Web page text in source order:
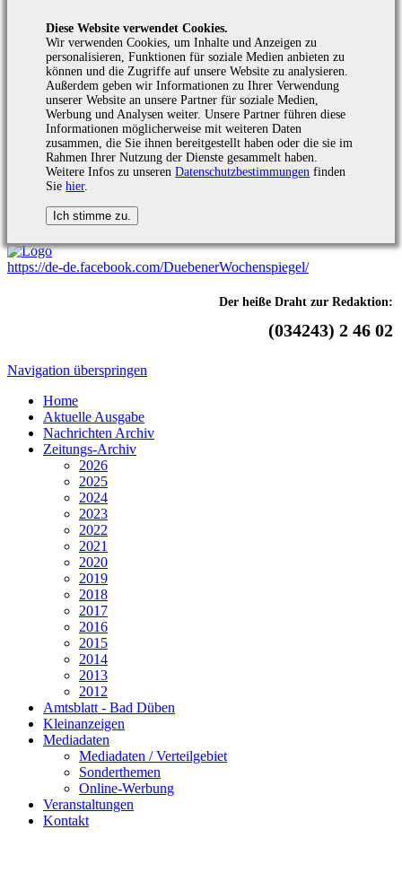
Diese Website verwendet Cookies.
Wir verwenden Cookies, um Inhalte und Anzeigen zu
personalisieren, Funktionen für soziale Medien anbieten zu
können und die Zugriffe auf unsere Website zu analysieren.
Außerdem geben wir Informationen zu Ihrer Verwendung
unserer Website an unsere Partner für soziale Medien,
Werbung und Analysen weiter. Unsere Partner führen diese
Informationen möglicherweise mit weiteren Daten
zusammen, die Sie ihnen bereitgestellt haben oder die sie im
Rahmen Ihrer Nutzung der Dienste gesammelt haben.
Weitere Infos zu unserenDatenschutzbestimmungen finden
Siehier.
https://de-de.facebook.com/DuebenerWochenspiegel/
Der heiße Draht zur Redaktion:
(034243) 2 46 02
Navigation überspringen
Home
Aktuelle Ausgabe
Nachrichten Archiv
Zeitungs-Archiv
2026
2025
2024
2023
2022
2021
2020
2019
2018
2017
2016
2015
2014
2013
2012
Amtsblatt - Bad Düben
Kleinanzeigen
Mediadaten
Mediadaten / Verteilgebiet
Sonderthemen
Online-Werbung
Veranstaltungen
Kontakt